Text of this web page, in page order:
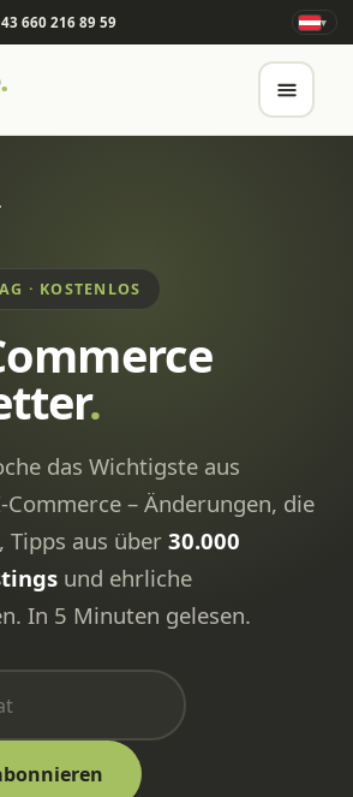
660 216 89 59 ▾
.
· KOSTENLOS
.
das Wichtigste aus
Commerce – Änderungen, die
aus über 30.000
und ehrliche
In 5 Minuten gelesen.